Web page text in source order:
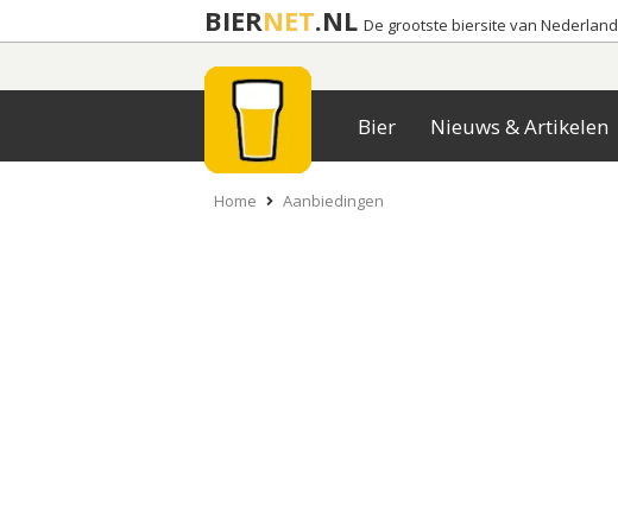
BIERNET.NL De grootste biersite van Nederland
Bier Nieuws & Artikelen
Home Aanbiedingen